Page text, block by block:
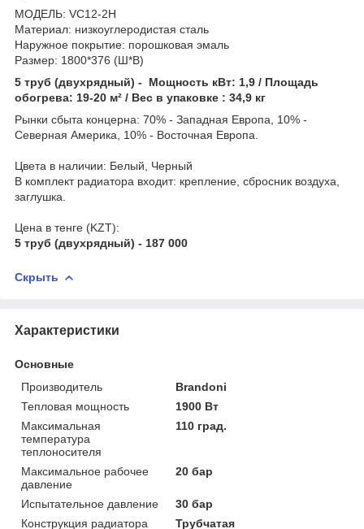
МОДЕЛЬ: VC12-2H
Материал: низкоуглеродистая сталь
Наружное покрытие: порошковая эмаль
Размер: 1800*376 (Ш*В)
5 труб (двухрядный) - Мощность кВт: 1,9 / Площадь
обогрева: 19-20 м² / Вес в упаковке : 34,9 кг
Рынки сбыта концерна: 70% - Западная Европа, 10% -
Северная Америка, 10% - Восточная Европа.
Цвета в наличии: Белый, Черный
В комплект радиатора входит: крепление, сбросник воздуха,
заглушка.
Цена в тенге (KZT):
5 труб (двухрядный) - 187 000
Скрыть
Характеристики
Основные
Производитель
Brandoni
Тепловая мощность
1900 Вт
Максимальная
температура
теплоносителя
110 град.
Максимальное рабочее
давление
20 бар
Испытательное давление
30 бар
Конструкция радиатора
Трубчатая